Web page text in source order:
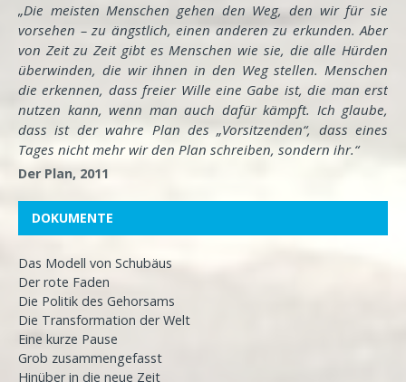
„Die meisten Menschen gehen den Weg, den wir für sie
vorsehen – zu ängstlich, einen anderen zu erkunden. Aber
von Zeit zu Zeit gibt es Menschen wie sie, die alle Hürden
überwinden, die wir ihnen in den Weg stellen. Menschen
die erkennen, dass freier Wille eine Gabe ist, die man erst
nutzen kann, wenn man auch dafür kämpft. Ich glaube,
dass ist der wahre Plan des „Vorsitzenden“, dass eines
Tages nicht mehr wir den Plan schreiben, sondern ihr.“
Der Plan, 2011
DOKUMENTE
Das Modell von Schubäus
Der rote Faden
Die Politik des Gehorsams
Die Transformation der Welt
Eine kurze Pause
Grob zusammengefasst
Hinüber in die neue Zeit